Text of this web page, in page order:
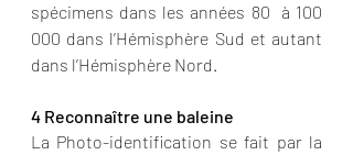
spécimens dans les années 80  à 100
000 dans l’Hémisphère Sud et autant
dans l’Hémisphère Nord.
4 Reconnaître une baleine
La Photo-identification se fait par la